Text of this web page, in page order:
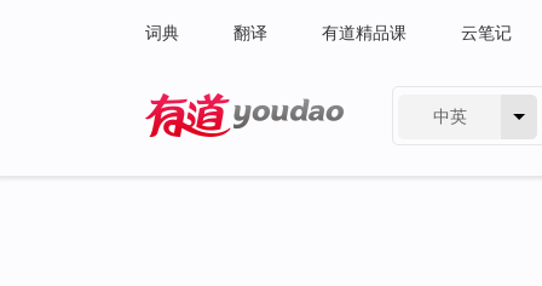
词典 翻译 有道精品课 云笔记
中英